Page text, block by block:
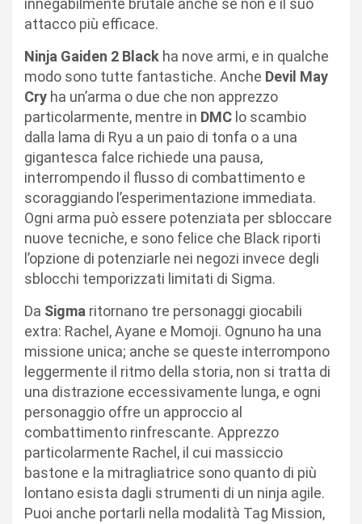
innegabilmente brutale anche se non è il suo
attacco più efficace.
Ninja Gaiden 2 Black ha nove armi, e in qualche
modo sono tutte fantastiche. Anche Devil May
Cry ha un’arma o due che non apprezzo
particolarmente, mentre in DMC lo scambio
dalla lama di Ryu a un paio di tonfa o a una
gigantesca falce richiede una pausa,
interrompendo il flusso di combattimento e
scoraggiando l’esperimentazione immediata.
Ogni arma può essere potenziata per sbloccare
nuove tecniche, e sono felice che Black riporti
l’opzione di potenziarle nei negozi invece degli
sblocchi temporizzati limitati di Sigma.
Da Sigma ritornano tre personaggi giocabili
extra: Rachel, Ayane e Momoji. Ognuno ha una
missione unica; anche se queste interrompono
leggermente il ritmo della storia, non si tratta di
una distrazione eccessivamente lunga, e ogni
personaggio offre un approccio al
combattimento rinfrescante. Apprezzo
particolarmente Rachel, il cui massiccio
bastone e la mitragliatrice sono quanto di più
lontano esista dagli strumenti di un ninja agile.
Puoi anche portarli nella modalità Tag Mission,